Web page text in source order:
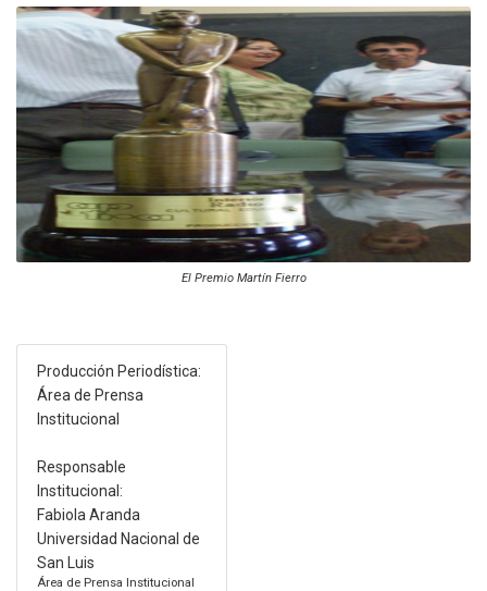
El Premio Martín Fierro
Producción Periodística:
Área de Prensa
Institucional
Responsable
Institucional:
Fabiola Aranda
Universidad Nacional de
San Luis
Área de Prensa Institucional